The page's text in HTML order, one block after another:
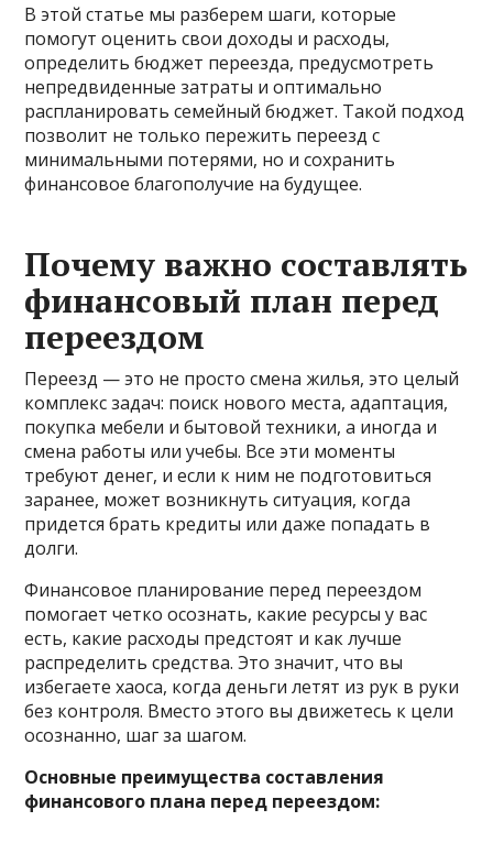
В этой статье мы разберем шаги, которые
помогут оценить свои доходы и расходы,
определить бюджет переезда, предусмотреть
непредвиденные затраты и оптимально
распланировать семейный бюджет. Такой подход
позволит не только пережить переезд с
минимальными потерями, но и сохранить
финансовое благополучие на будущее.
Почему важно составлять
финансовый план перед
переездом
Переезд — это не просто смена жилья, это целый
комплекс задач: поиск нового места, адаптация,
покупка мебели и бытовой техники, а иногда и
смена работы или учебы. Все эти моменты
требуют денег, и если к ним не подготовиться
заранее, может возникнуть ситуация, когда
придется брать кредиты или даже попадать в
долги.
Финансовое планирование перед переездом
помогает четко осознать, какие ресурсы у вас
есть, какие расходы предстоят и как лучше
распределить средства. Это значит, что вы
избегаете хаоса, когда деньги летят из рук в руки
без контроля. Вместо этого вы движетесь к цели
осознанно, шаг за шагом.
Основные преимущества составления
финансового плана перед переездом: